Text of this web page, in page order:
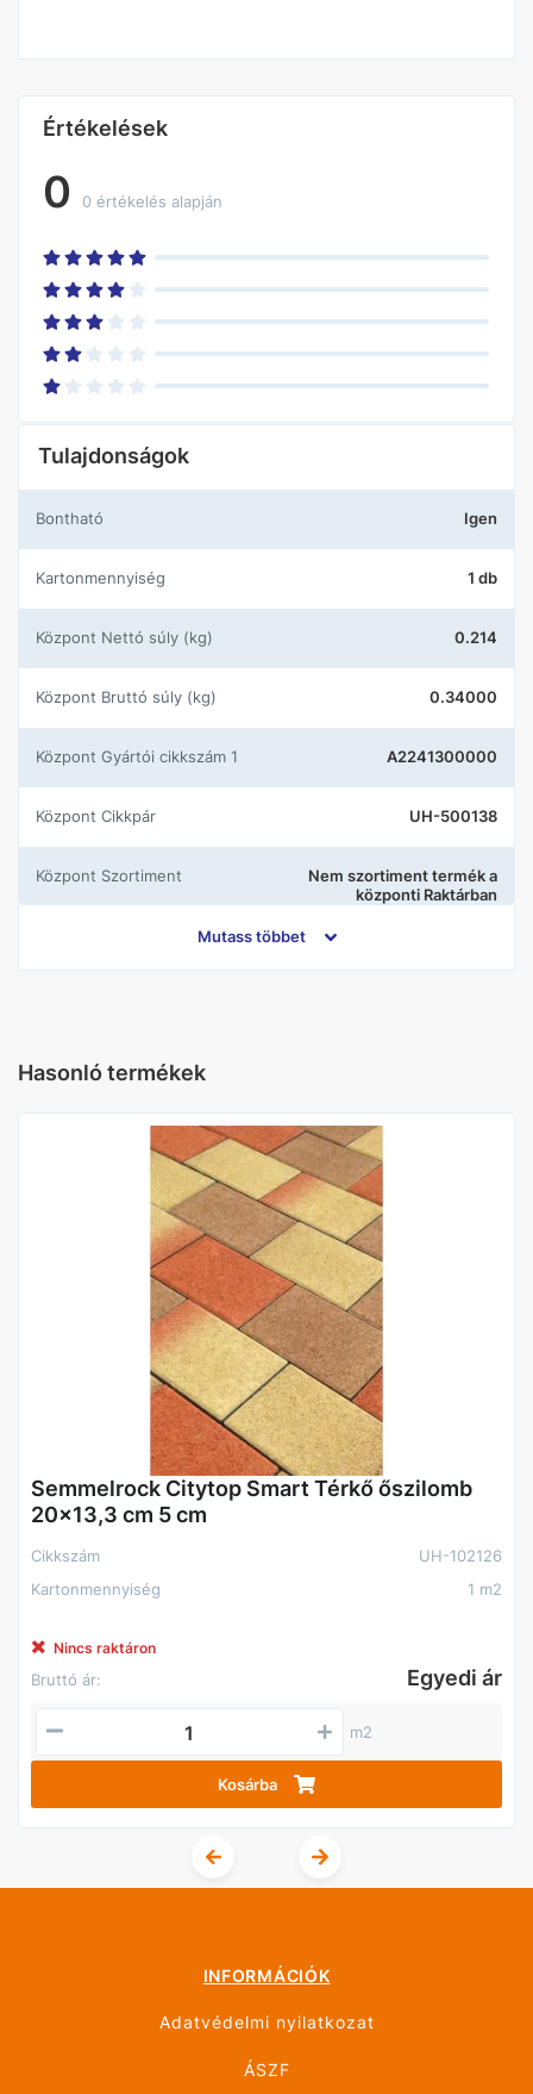
Értékelések
0 0 értékelés alapján
Tulajdonságok
Bontható Igen
Kartonmennyiség 1 db
központ Nettó súly (kg) 0.214
központ Bruttó súly (kg) 0.34000
központ Gyártói cikkszám 1 A2241300000
központ Cikkpár UH-500138
központ Szortiment
Nem szortiment termék a
központi Raktárban
Kivitel
Mutass többet
Hasonló termékek
Semmelrock Citytop Smart Térkő őszilomb
20x13,3 cm 5 cm
Cikkszám
UH-102126
Kartonmennyiség
1 m2
Nincs raktáron
Bruttó ár: Egyedi ár
m2
Kosárba
INFORMÁCIÓK
Adatvédelmi nyilatkozat
ÁSZF